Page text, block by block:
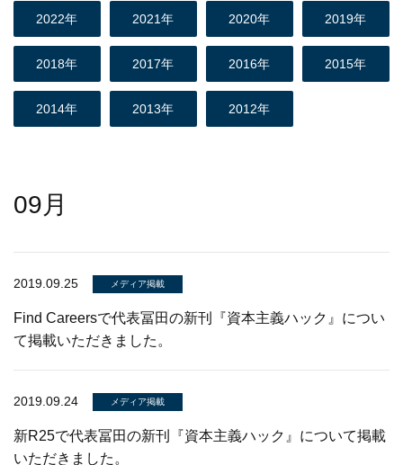
09月
2022年 2021年 2020年 2019年
2018年 2017年 2016年 2015年
2014年 2013年 2012年
2019.09.25 メディア掲載
Find Careersで代表冨田の新刊『資本主義ハック』につい
て掲載いただきました。
2019.09.24 メディア掲載
新R25で代表冨田の新刊『資本主義ハック』について掲載
いただきました。